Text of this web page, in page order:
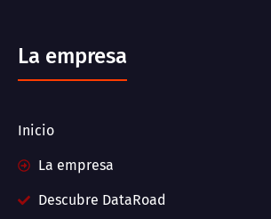
La empresa
Inicio
La empresa
Descubre DataRoad